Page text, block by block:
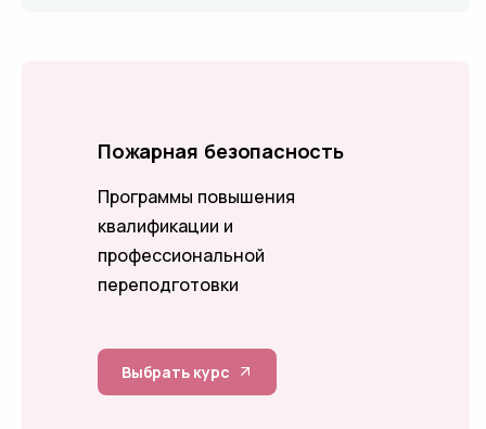
Пожарная безопасность
Программы повышения
квалификации и
профессиональной
переподготовки
Выбрать курс